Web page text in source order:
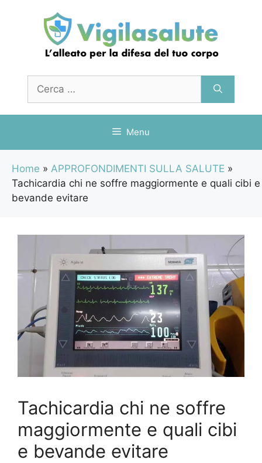
contenuto
per:
Menu
Home » APPROFONDIMENTI SULLA SALUTE »
Tachicardia chi ne soffre maggiormente e quali cibi e
bevande evitare
Tachicardia chi ne soffre
maggiormente e quali cibi
e bevande evitare